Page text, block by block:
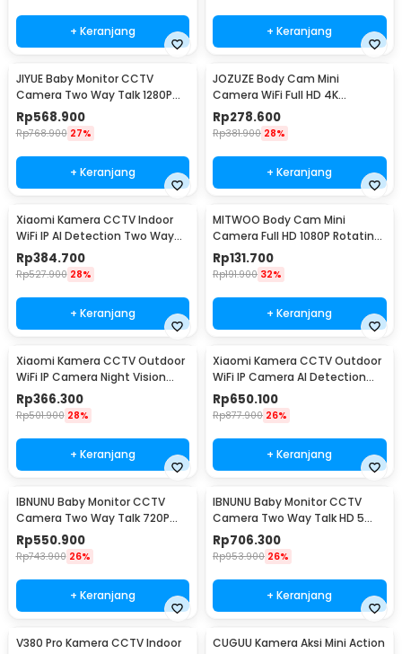
+ Keranjang + Keranjang
JIYUE Baby Monitor CCTV
Camera Two Way Talk 1280P
1500 mAh - ABM-900
Rp568.900
Rp768.900 27%
+ Keranjang
JOZUZE Body Cam Mini
Camera WiFi Full HD 4K
Rotating Lens 1000mAh - L11
Rp278.600
Rp381.900 28%
+ Keranjang
Xiaomi Kamera CCTV Indoor
WiFi IP AI Detection Two Way
Audio 3MP 2K - C300
Rp384.700
Rp527.900 28%
+ Keranjang
MITWOO Body Cam Mini
Camera Full HD 1080P Rotating
Lens 400mAh - D3
Rp131.700
Rp191.900 32%
+ Keranjang
Xiaomi Kamera CCTV Outdoor
WiFi IP Camera Night Vision
IP65 2MP 1080P - AW200
Rp366.300
Rp501.900 28%
+ Keranjang
Xiaomi Kamera CCTV Outdoor
WiFi IP Camera AI Detection
IP66 4MP 2.5K - CW300
Rp650.100
Rp877.900 26%
+ Keranjang
IBNUNU Baby Monitor CCTV
Camera Two Way Talk 720P
2000 mAh - ABM600
Rp550.900
Rp743.900 26%
+ Keranjang
IBNUNU Baby Monitor CCTV
Camera Two Way Talk HD 5
Inch Monitor 3000mAh - SM650
Rp706.300
Rp953.900 26%
+ Keranjang
V380 Pro Kamera CCTV Indoor
CUGUU Kamera Aksi Mini Action